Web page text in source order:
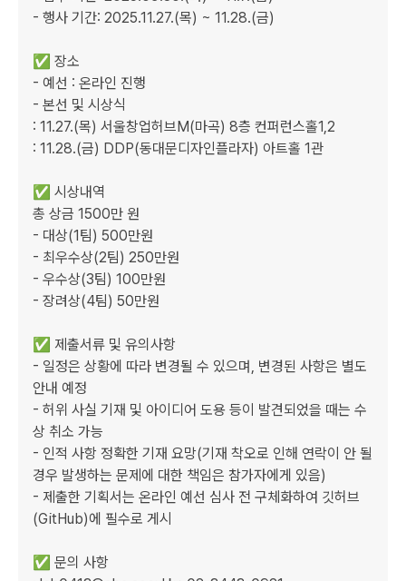
- 행사 기간: 2025.11.27.(목) ~ 11.28.(금)
✅ 장소
- 예선 : 온라인 진행
- 본선 및 시상식
: 11.27.(목) 서울창업허브M(마곡) 8층 컨퍼런스홀1,2
: 11.28.(금) DDP(동대문디자인플라자) 아트홀 1관
✅ 시상내역
총 상금 1500만 원
- 대상(1팀) 500만원
- 최우수상(2팀) 250만원
- 우수상(3팀) 100만원
- 장려상(4팀) 50만원
✅ 제출서류 및 유의사항
- 일정은 상황에 따라 변경될 수 있으며, 변경된 사항은 별도
안내 예정
- 허위 사실 기재 및 아이디어 도용 등이 발견되었을 때는 수
상 취소 가능
- 인적 사항 정확한 기재 요망(기재 착오로 인해 연락이 안 될
경우 발생하는 문제에 대한 책임은 참가자에게 있음)
- 제출한 기획서는 온라인 예선 심사 전 구체화하여 깃허브
(GitHub)에 필수로 게시
✅ 문의 사항